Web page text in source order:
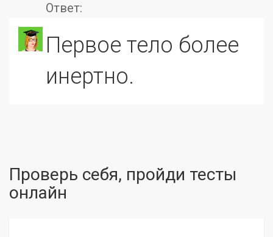
Ответ:
Первое тело более
инертно.
Проверь себя, пройди тесты
онлайн